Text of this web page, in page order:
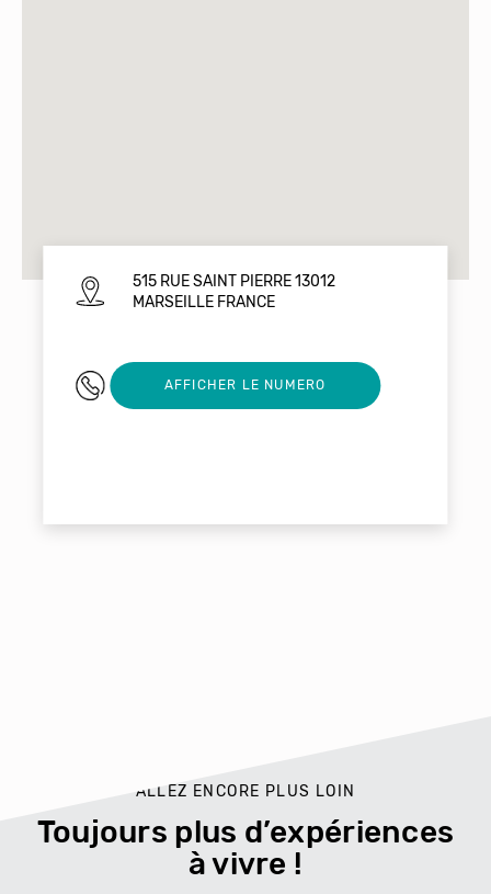
515 RUE SAINT PIERRE 13012
MARSEILLE FRANCE
05 49 49 49 01
AFFICHER LE NUMERO
ALLEZ ENCORE PLUS LOIN
Toujours plus d’expériences
à vivre !